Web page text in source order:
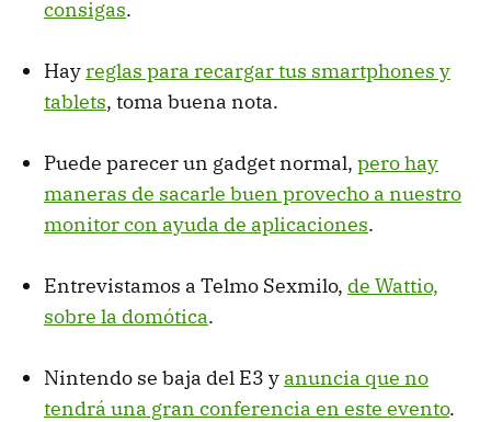
consigas.
Hayreglas para recargar tus smartphones y
tablets, toma buena nota.
Puede parecer un gadget normal, pero hay
maneras de sacarle buen provecho a nuestro
monitor con ayuda de aplicaciones.
Entrevistamos a Telmo Sexmilo, de Wattio,
sobre la domótica.
Nintendo se baja del E3 y anuncia que no
tendrá una gran conferencia en este evento.